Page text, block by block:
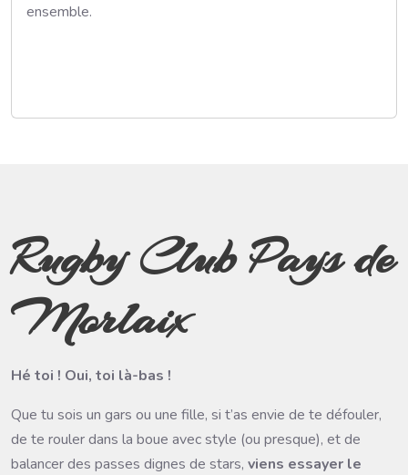
ensemble.
Rugby Club Pays de
Morlaix
Hé toi ! Oui, toi là-bas !
Que tu sois un gars ou une fille, si t’as envie de te défouler,
de te rouler dans la boue avec style (ou presque), et de
balancer des passes dignes de stars, viens essayer le